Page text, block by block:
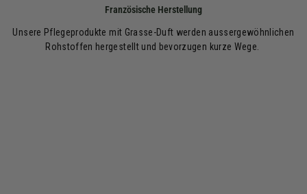
Französische Herstellung
Unsere Pflegeprodukte mit Grasse-Duft werden aussergewöhnlichen
Rohstoffen hergestellt und bevorzugen kurze Wege.